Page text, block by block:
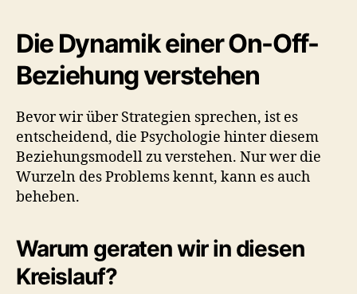
Die Dynamik einer On-Off-
Beziehung verstehen
Bevor wir über Strategien sprechen, ist es
entscheidend, die Psychologie hinter diesem
Beziehungsmodell zu verstehen. Nur wer die
Wurzeln des Problems kennt, kann es auch
beheben.
Warum geraten wir in diesen
Kreislauf?